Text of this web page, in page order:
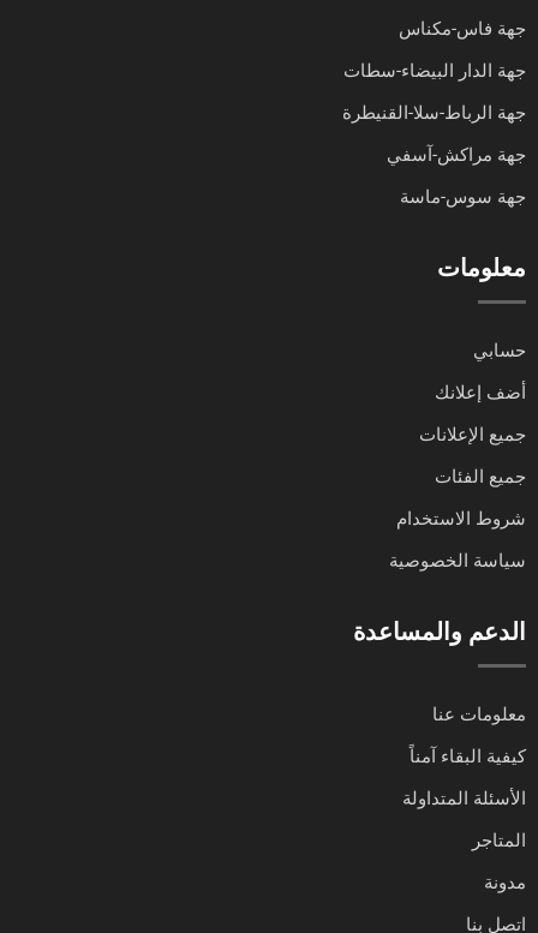
جهة فاس-مكناس
جهة الدار البيضاء-سطات
جهة الرباط-سلا-القنيطرة
جهة مراكش-آسفي
جهة سوس-ماسة
معلومات
حسابي
أضف إعلانك
جميع الإعلانات
جميع الفئات
شروط الاستخدام
سياسة الخصوصية
الدعم والمساعدة
معلومات عنا
كيفية البقاء آمناً
الأسئلة المتداولة
المتاجر
مدونة
اتصل بنا